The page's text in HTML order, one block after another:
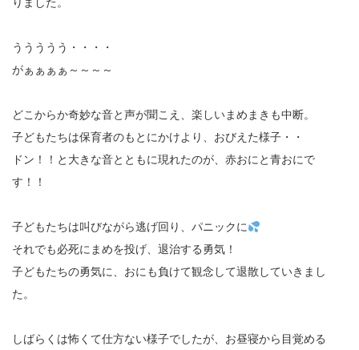
りました。
ううううう・・・・
がぁぁぁぁ～～～～
どこからか奇妙な音と声が聞こえ、楽しいまめまきも中断。
子どもたちは保育者のもとにかけより、おびえた様子・・
ドン！！と大きな音とともに現れたのが、赤おにと青おにで
す！！
子どもたちは叫びながら逃げ回り、パニックに
それでも必死にまめを投げ、退治する勇気！
子どもたちの勇気に、おにも負けて観念して退散していきまし
た。
しばらくは怖くて仕方ない様子でしたが、お昼寝から目覚める